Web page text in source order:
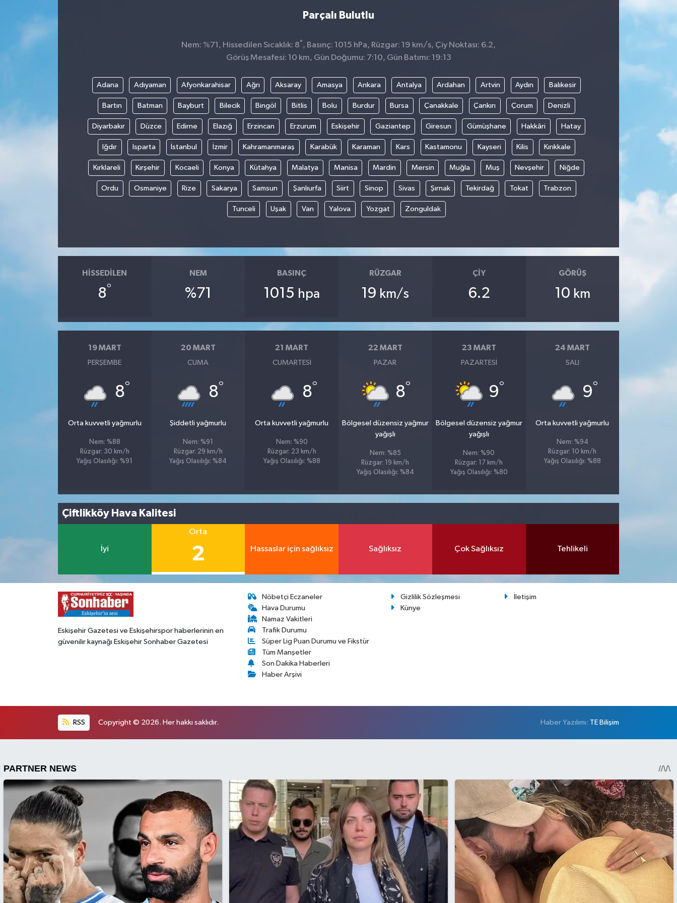
Parçalı Bulutlu
Nem: %71, Hissedilen Sıcaklık: 8° , Basınç: 1015 hPa, Rüzgar: 19 km/s, Çiy Noktası: 6.2,
Görüş Mesafesi: 10 km, Gün Doğumu: 7:10, Gün Batımı: 19:13
Adana Adıyaman Afyonkarahisar Ağrı Aksaray Amasya Ankara Antalya Ardahan Artvin Aydın Balıkesir
Bartın Batman Bayburt Bilecik Bingöl Bitlis Bolu Burdur Bursa Çanakkale Çankırı Çorum Denizli
Diyarbakır Düzce Edirne Elazığ Erzincan Erzurum Eskişehir Gaziantep Giresun Gümüşhane Hakkâri Hatay
Iğdır Isparta İstanbul İzmir Kahramanmaraş Karabük Karaman Kars Kastamonu Kayseri Kilis Kırıkkale
Kırklareli Kırşehir Kocaeli Konya Kütahya Malatya Manisa Mardin Mersin Muğla Muş Nevşehir Niğde
Ordu Osmaniye Rize Sakarya Samsun Şanlıurfa Siirt Sinop Sivas Şırnak Tekirdağ Tokat Trabzon
Tunceli Uşak Van Yalova Yozgat Zonguldak
HISSEDILEN
8°
NEM
%71
BASINÇ
1015 hpa
RÜZGAR
19 km/s
ÇIY
6.2
GÖRÜŞ
10 km
19 MART
PERŞEMBE
8°
Orta kuvvetli yağmurlu
Nem: %88
Rüzgar: 30 km/h
Yağış Olasılığı: %91
20 MART
CUMA
8°
Şiddetli yağmurlu
Nem: %91
Rüzgar: 29 km/h
Yağış Olasılığı: %84
21 MART
CUMARTESI
8°
Orta kuvvetli yağmurlu
Nem: %90
Rüzgar: 23 km/h
Yağış Olasılığı: %88
22 MART
PAZAR
8°
Bölgesel düzensiz yağmur
yağışlı
Nem: %85
Rüzgar: 19 km/h
Yağış Olasılığı: %84
23 MART
PAZARTESI
9°
Bölgesel düzensiz yağmur
yağışlı
Nem: %90
Rüzgar: 17 km/h
Yağış Olasılığı: %80
24 MART
SALI
9°
Orta kuvvetli yağmurlu
Nem: %94
Rüzgar: 10 km/h
Yağış Olasılığı: %88
Çiftlikköy Hava Kalitesi
İyi
Orta
2 Hassaslar için sağlıksız Sağlıksız Çok Sağlıksız Tehlikeli
Eskişehir Gazetesi ve Eskişehirspor haberlerinin en
güvenilir kaynağı Eskişehir Sonhaber Gazetesi
Nöbetçi Eczaneler
Hava Durumu
Namaz Vakitleri
Trafik Durumu
Süper Lig Puan Durumu ve Fikstür
Tüm Manşetler
Son Dakika Haberleri
Haber Arşivi
Gizlilik Sözleşmesi
İletişim
Künye
RSS Copyright © 2026. Her hakkı saklıdır. Haber Yazılımı: TE Bilişim
Siyaset